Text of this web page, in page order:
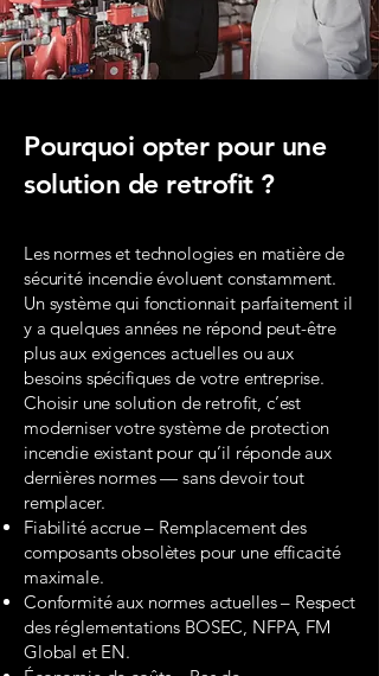
Pourquoi opter pour une
solution de retrofit ?
Les normes et technologies en matière de
sécurité incendie évoluent constamment.
Un système qui fonctionnait parfaitement il
y a quelques années ne répond peut-être
plus aux exigences actuelles ou aux
besoins spécifiques de votre entreprise.
Choisir une solution de retrofit, c’est
moderniser votre système de protection
incendie existant pour qu’il réponde aux
dernières normes — sans devoir tout
remplacer.
Fiabilité accrue – Remplacement des
composants obsolètes pour une efficacité
maximale.
Conformité aux normes actuelles – Respect
des réglementations BOSEC, NFPA, FM
Global et EN.